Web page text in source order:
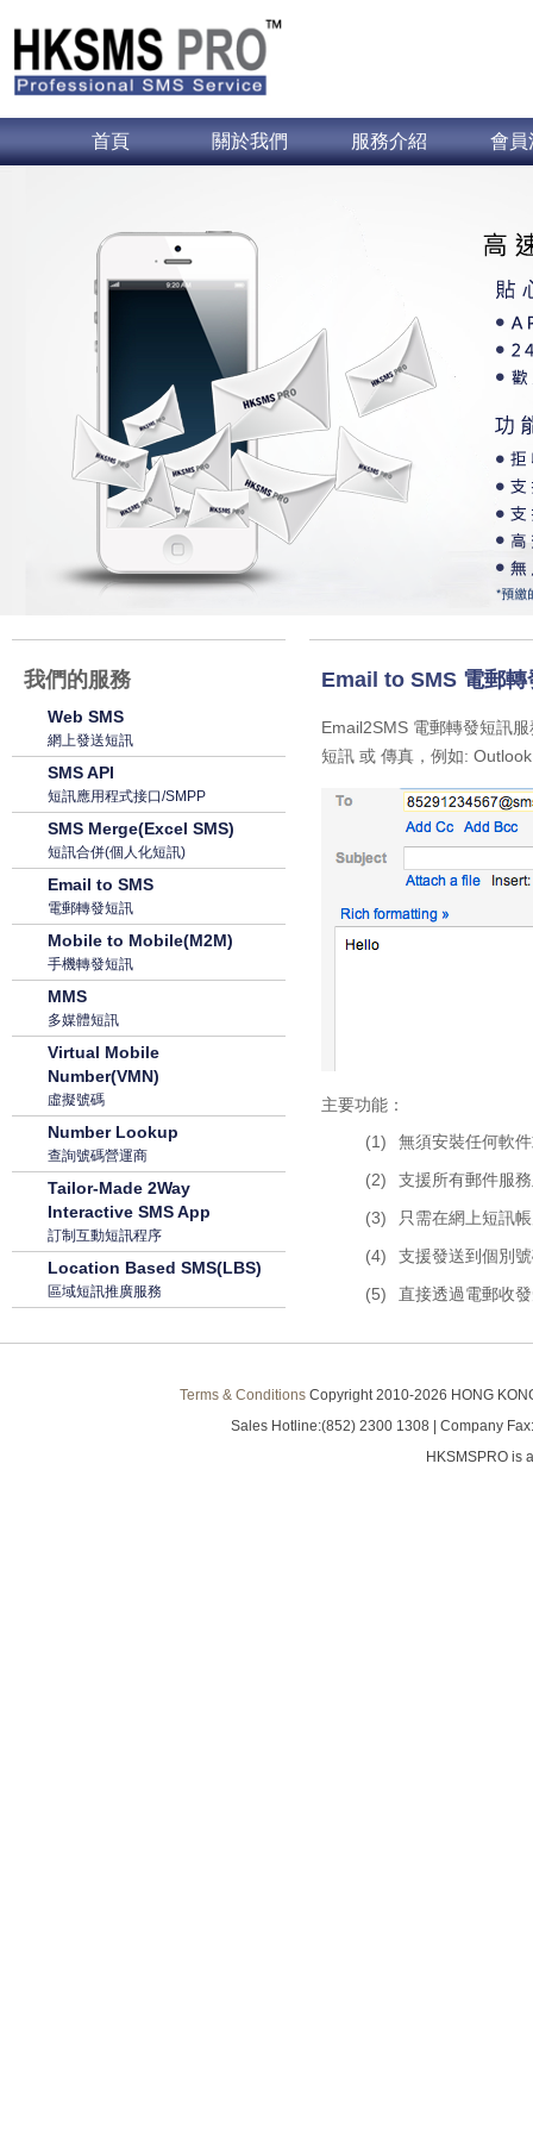
首頁 關於我們 服務介紹 會員
我們的服務
Web SMS
網上發送短訊
SMS API
短訊應用程式接口/SMPP
SMS Merge(Excel SMS)
短訊合併(個人化短訊)
Email to SMS
電郵轉發短訊
Mobile to Mobile(M2M)
手機轉發短訊
MMS
多媒體短訊
Virtual Mobile
Number(VMN)
虛擬號碼
Number Lookup
查詢號碼營運商
Tailor-Made 2Way
Interactive SMS App
訂制互動短訊程序
Location Based SMS(LBS)
區域短訊推廣服務
Email to SMS 電郵轉
Email2SMS 電郵轉發短訊
短訊 或 傳真，例如:
主要功能：
(1)
無須安裝任何軟
(2)
支援所有郵件服
(3)
只需在網上短訊
(4)
支援發送到個別
(5)
直接透過電郵收
Terms & Conditions Copyright 2010-2026 HONG
Sales Hotline:(852) 2300 1308 | Company
HKSMSPRO is